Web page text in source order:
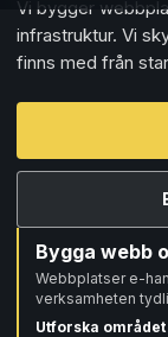
Vi bygger
infrastruktur. Vi
finns med från
Bygga webb
Webbplatser e-
verksamheten
Utforska området